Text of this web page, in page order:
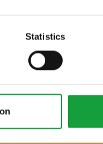
Statistics